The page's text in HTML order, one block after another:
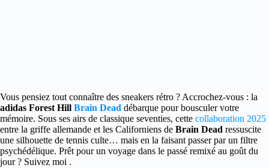
Vous pensiez tout connaître des sneakers rétro ? Accrochez-vous : la
adidas Forest Hill Brain Dead débarque pour bousculer votre
mémoire. Sous ses airs de classique seventies, cette collaboration 2025
entre la griffe allemande et les Californiens de Brain Dead ressuscite
une silhouette de tennis culte… mais en la faisant passer par un filtre
psychédélique. Prêt pour un voyage dans le passé remixé au goût du
jour ? Suivez moi .